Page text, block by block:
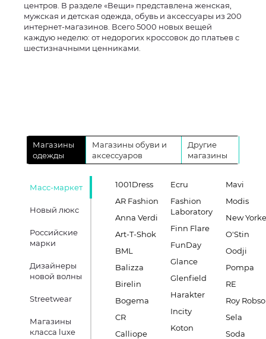
центров. В разделе «Вещи» представлена женская,
мужская и детская одежда, обувь и аксессуары из 200
интернет-магазинов. Всего 5000 новых вещей
каждую неделю: от недорогих кроссовок до платьев с
шестизначными ценниками.
Магазины
одежды
Магазины обуви и
аксессуаров
Другие
магазины
Масс-маркет
Новый люкс
Российские
марки
Дизайнеры
новой волны
Streetwear
Магазины
класса luxe
1001Dress
AR Fashion
Anna Verdi
Art-T-Shok
BML
Balizza
Birelin
Bogema
CR
Calliope
Ecru
Fashion
Laboratory
Finn Flare
FunDay
Glance
Glenfield
Harakter
Incity
Koton
Mavi
Modis
New
O'Stin
Oodji
Pompa
RE
Roy
Sela
Soda